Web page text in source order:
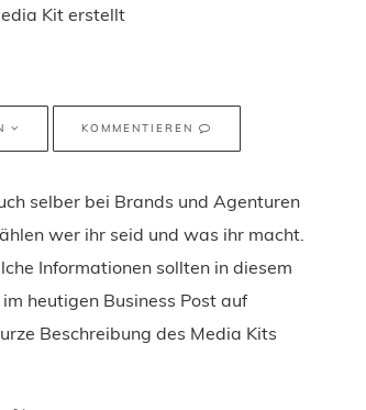
Kit erstellt
KOMMENTIEREN
selber bei Brands und Agenturen
wer ihr seid und was ihr macht.
Informationen sollten in diesem
heutigen Business Post auf
Beschreibung des Media Kits